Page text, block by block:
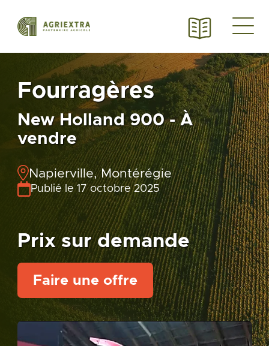
Fourragères
New Holland 900 - À
vendre
Napierville, Montérégie
Publié le 17 octobre 2025
Prix sur demande
Faire une offre